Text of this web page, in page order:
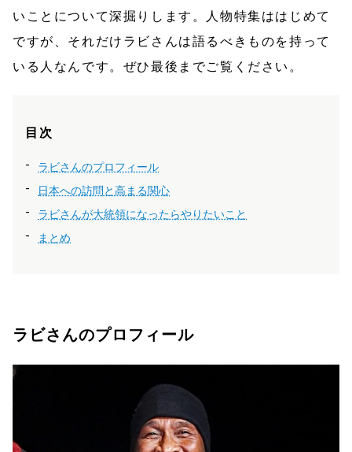
いことについて深掘りします。人物特集ははじめて
ですが、それだけラビさんは語るべきものを持って
いる人なんです。ぜひ最後までご覧ください。
目次
ラビさんのプロフィール
日本への訪問と高まる関心
ラビさんが大統領になったらやりたいこと
まとめ
ラビさんのプロフィール